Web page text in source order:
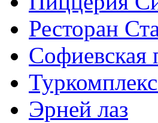
Ресторан
Софиевская
Эрней лаз